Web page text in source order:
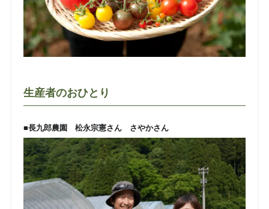
生産者のおひとり
■長九郎農園 松永宗憲さん さやかさん